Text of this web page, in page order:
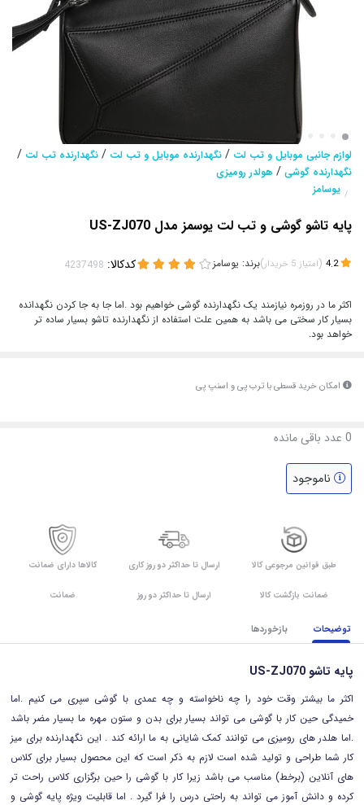
لوازم جانبی موبایل و تب لت / نگهدارنده موبایل و تب لت / نگهدارنده تب لت /
نگهدارنده گوشی / هولدر رومیزی
/ یوسامز
پایه تاشو گوشی و تب لت یوسمز مدل US-ZJ070
4.2
(امتیاز 5 خریدار)برند: یوسامز کدکالا:
اکثر ما در روزمره نیازمند یک نگهدارنده گوشی خواهیم بود .اما جا به جا کردن نگهدانده
بسیار کار سختی می باشد به همین علت استفاده از نگهدارنده تاشو بسیار ساده تر
خواهد بود.
امکان خرید قسطی با ترب پی و اسنپ پی
0 عدد باقی مانده
ناموجود
طبق قوانین مرجوعی کالا
ضمانت بازگشت کالا
ارسال تا حداکثر دو روز کاری
ارسال تا حداکثر دو روز
کالاها دارای ضمانت
ضمانت
توضیحات بازخوردها
پایه تاشو US-ZJ070
اکثر ما بیشتر وقت خود را چه ناخواسته و چه عمدی با گوشی سپری می کنیم .اما
خمیدگی حین کار با گوشی می تواند بسیار برای بدن و ستون مهره ما بسیار مضر باشد
.اما هلدر های رومیزی می توانند کمک شایانی به ما ارائه کند . این نگهدارنده برای میز
کار شما طراحی و تولید شده است لازم به ذکر است که این محصول بسیار برای کلاس
های آنلاین (برخط) مناسب می باشد زیرا کار با گوشی را حین برگزاری کلاس راحت تر
کرده و دانش آموز می تواند به راحتی درس را فرا گیرد . اما قابلیت ویژه پایه گوشی و